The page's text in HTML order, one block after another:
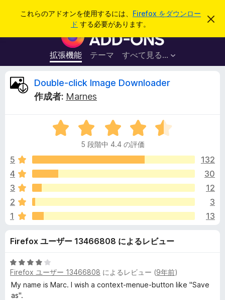
これらのアドオンを使用するには、 Firefox をダウンロー
ド する必要があります。
こ
を
F
i
r
e
ラ
ウ
ザ
ー
ド
オ
ン
拡張機能 テーマ すべて見る...
ログイン
D
b
l
e
-
c
l
Double-click Image Downloader
作成者: Marnes
5
段
中
.
の
価
5 段階中 4.4 の評価
5
132
4
30
3
12
2
3
1
13
Firefox ユーザー 13466808 によるレビュー
5
段
階
中
Firefox ユーザー 13466808 によるレビュー (9年前)
My name is Marc. I wish a context-menue-button like "Save
as".